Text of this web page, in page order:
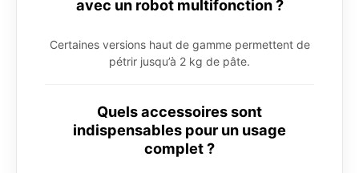
avec un robot multifonction ?
Certaines versions haut de gamme permettent de
pétrir jusqu’à 2 kg de pâte.
Quels accessoires sont
indispensables pour un usage
complet ?